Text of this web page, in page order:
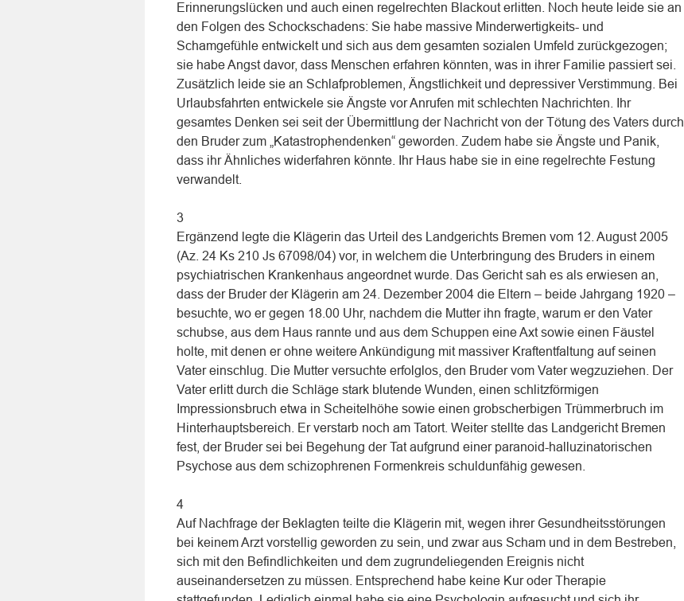
Erinnerungslücken und auch einen regelrechten Blackout erlitten. Noch heute leide sie an
den Folgen des Schockschadens: Sie habe massive Minderwertigkeits- und
Schamgefühle entwickelt und sich aus dem gesamten sozialen Umfeld zurückgezogen;
sie habe Angst davor, dass Menschen erfahren könnten, was in ihrer Familie passiert sei.
Zusätzlich leide sie an Schlafproblemen, Ängstlichkeit und depressiver Verstimmung. Bei
Urlaubsfahrten entwickele sie Ängste vor Anrufen mit schlechten Nachrichten. Ihr
gesamtes Denken sei seit der Übermittlung der Nachricht von der Tötung des Vaters durch
den Bruder zum „Katastrophendenken“ geworden. Zudem habe sie Ängste und Panik,
dass ihr Ähnliches widerfahren könnte. Ihr Haus habe sie in eine regelrechte Festung
verwandelt.
3
Ergänzend legte die Klägerin das Urteil des Landgerichts Bremen vom 12. August 2005
(Az. 24 Ks 210 Js 67098/04) vor, in welchem die Unterbringung des Bruders in einem
psychiatrischen Krankenhaus angeordnet wurde. Das Gericht sah es als erwiesen an,
dass der Bruder der Klägerin am 24. Dezember 2004 die Eltern – beide Jahrgang 1920 –
besuchte, wo er gegen 18.00 Uhr, nachdem die Mutter ihn fragte, warum er den Vater
schubse, aus dem Haus rannte und aus dem Schuppen eine Axt sowie einen Fäustel
holte, mit denen er ohne weitere Ankündigung mit massiver Kraftentfaltung auf seinen
Vater einschlug. Die Mutter versuchte erfolglos, den Bruder vom Vater wegzuziehen. Der
Vater erlitt durch die Schläge stark blutende Wunden, einen schlitzförmigen
Impressionsbruch etwa in Scheitelhöhe sowie einen grobscherbigen Trümmerbruch im
Hinterhauptsbereich. Er verstarb noch am Tatort. Weiter stellte das Landgericht Bremen
fest, der Bruder sei bei Begehung der Tat aufgrund einer paranoid-halluzinatorischen
Psychose aus dem schizophrenen Formenkreis schuldunfähig gewesen.
4
Auf Nachfrage der Beklagten teilte die Klägerin mit, wegen ihrer Gesundheitsstörungen
bei keinem Arzt vorstellig geworden zu sein, und zwar aus Scham und in dem Bestreben,
sich mit den Befindlichkeiten und dem zugrundeliegenden Ereignis nicht
auseinandersetzen zu müssen. Entsprechend habe keine Kur oder Therapie